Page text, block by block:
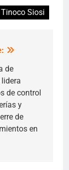
Siosi
de
de control
y
de
en